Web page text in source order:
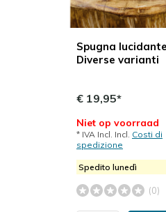
Spugna
Diverse varianti
€ 19,95*
Niet op voorraad
* IVA Incl. Incl. Costi di
spedizione
Spedito lunedì
(0)